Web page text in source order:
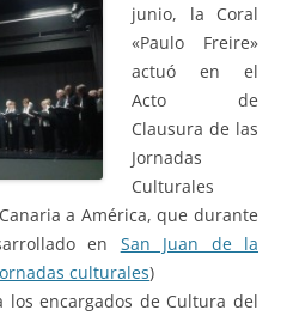
junio, la Coral
«Paulo Freire»
actuó en el
Acto de
Clausura de las
Jornadas
Culturales
a América, que durante
en San Juan de la
culturales)
los encargados de Cultura del